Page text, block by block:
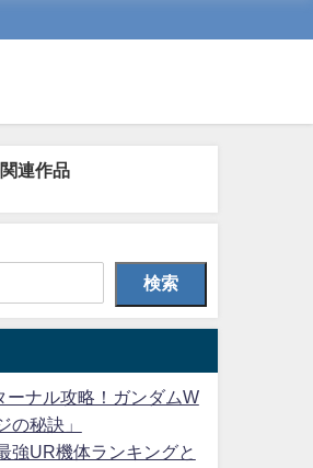
連作品
検索
ーナル攻略！ガンダムW
の秘訣」
強UR機体ランキングと